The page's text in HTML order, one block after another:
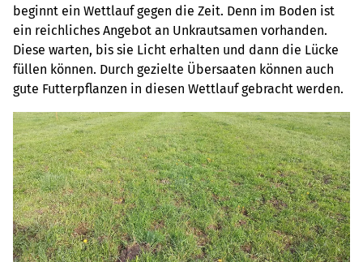
beginnt ein Wettlauf gegen die Zeit. Denn im Boden ist
ein reichliches Angebot an Unkrautsamen vorhanden.
Diese warten, bis sie Licht erhalten und dann die Lücke
füllen können. Durch gezielte Übersaaten können auch
gute Futterpflanzen in diesen Wettlauf gebracht werden.